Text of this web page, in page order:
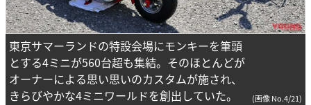
東京サマーランドの特設会場にモンキーを筆頭
とする4ミニが560台超も集結。そのほとんどが
オーナーによる思い思いのカスタムが施され、
きらびやかな4ミニワールドを創出していた。
(画像 No.4/21)